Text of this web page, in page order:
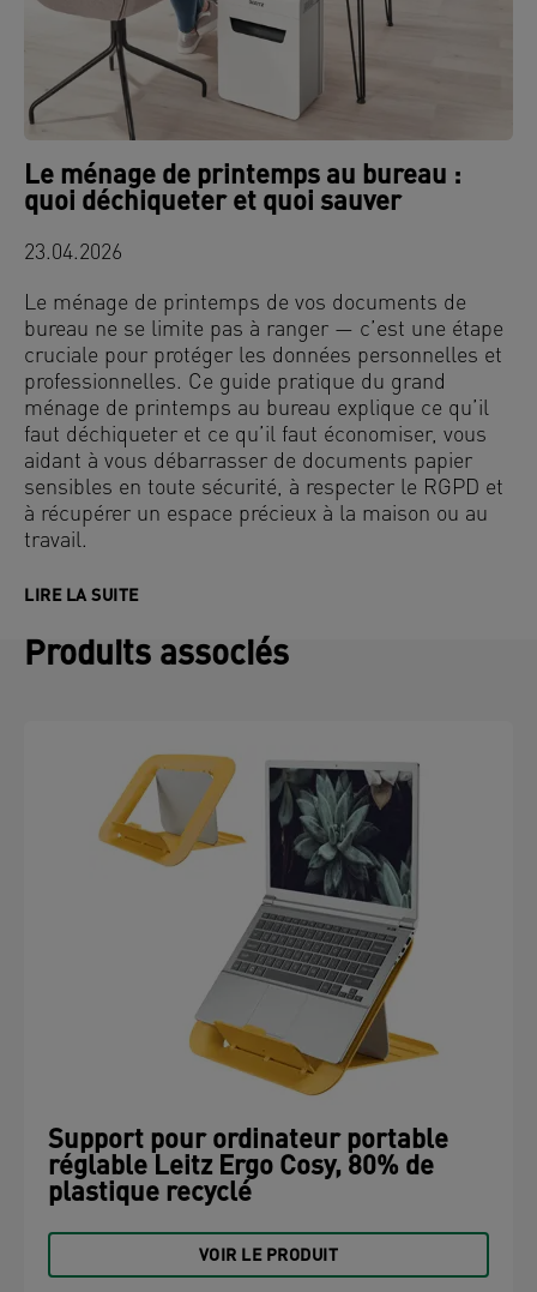
Le ménage de printemps au bureau :
quoi déchiqueter et quoi sauver
23.04.2026
Le ménage de printemps de vos documents de
bureau ne se limite pas à ranger — c’est une étape
cruciale pour protéger les données personnelles et
professionnelles. Ce guide pratique du grand
ménage de printemps au bureau explique ce qu’il
faut déchiqueter et ce qu’il faut économiser, vous
aidant à vous débarrasser de documents papier
sensibles en toute sécurité, à respecter le RGPD et
à récupérer un espace précieux à la maison ou au
travail.
LIRE LA SUITE
Produits associés
Support pour ordinateur portable
réglable Leitz Ergo Cosy, 80% de
plastique recyclé
VOIR LE PRODUIT